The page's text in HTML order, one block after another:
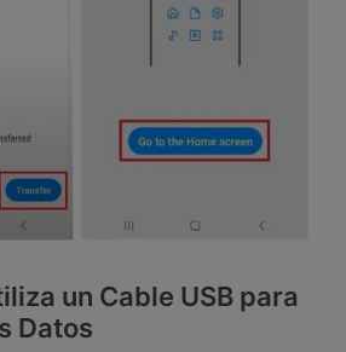
un Cable USB para
Datos